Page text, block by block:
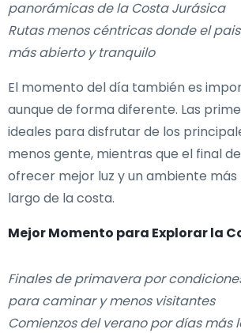
panorámicas de la Costa Jurásica
Rutas menos céntricas donde el
más abierto y tranquilo
El momento del día también es
aunque de forma diferente. Las
ideales para disfrutar de los
menos gente, mientras que el final
ofrecer mejor luz y un ambiente más
largo de la costa.
Mejor Momento para Explorar la
Finales de primavera por
para caminar y menos visitantes
Comienzos del verano por días más